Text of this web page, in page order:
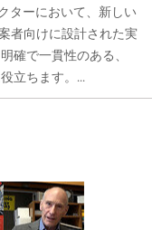
ターにおいて、新しい
者向けに設計された実
確で一貫性のある、
立ちます。...